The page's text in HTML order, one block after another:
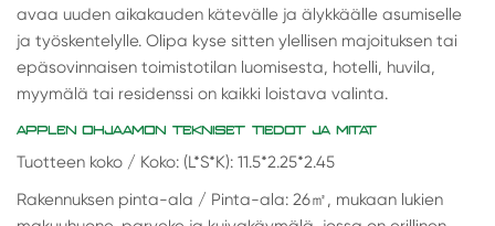
avaa uuden aikakauden kätevälle ja älykkäälle asumiselle
ja työskentelylle. Olipa kyse sitten ylellisen majoituksen tai
epäsovinnaisen toimistotilan luomisesta, hotelli, huvila,
myymälä tai residenssi on kaikki loistava valinta.
APPLEN OHJAAMON TEKNISET TIEDOT JA MITAT
Tuotteen koko / Koko: (L*S*K): 11.5*2.25*2.45
Rakennuksen pinta-ala / Pinta-ala: 26㎡, mukaan lukien